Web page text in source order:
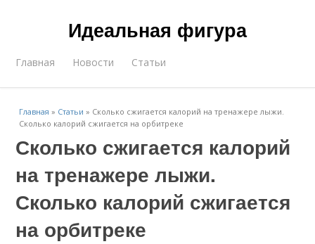
Идеальная фигура
Главная Новости Статьи
Главная » Статьи » Сколько сжигается калорий на тренажере лыжи.
Сколько калорий сжигается на орбитреке
Сколько сжигается калорий
на тренажере лыжи.
Сколько калорий сжигается
на орбитреке